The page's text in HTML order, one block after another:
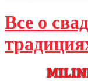
Все о